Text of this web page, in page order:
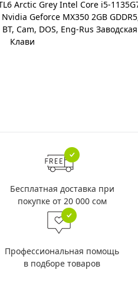
Бесплатная доставка при
покупке от 20 000 сом
Профессиональная помощь
в подборе товаров